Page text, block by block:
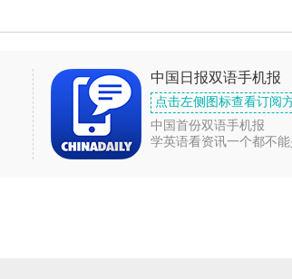
中国日报双语手机报
点击左侧图标查看订阅
中国首份双语手机报
学英语看资讯一个都不能